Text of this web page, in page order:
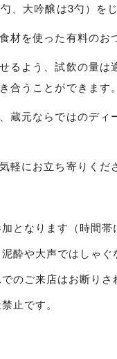
、大吟醸は3勺）を
材を使った有料のお
るよう、試飲の量
合うことができます。
蔵元ならではのデ
軽にお立ち寄りくだ
となります（時間帯
酔や大声ではしゃぐ
のご来店はお断りさ
止です。